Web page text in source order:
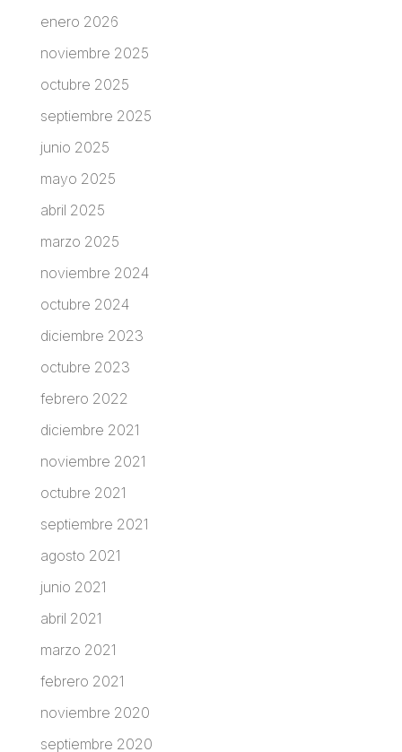
enero 2026
noviembre 2025
octubre 2025
septiembre 2025
junio 2025
mayo 2025
abril 2025
marzo 2025
noviembre 2024
octubre 2024
diciembre 2023
octubre 2023
febrero 2022
diciembre 2021
noviembre 2021
octubre 2021
septiembre 2021
agosto 2021
junio 2021
abril 2021
marzo 2021
febrero 2021
noviembre 2020
septiembre 2020